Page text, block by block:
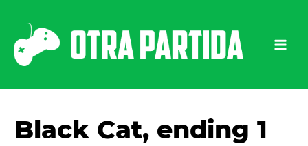
contenido
Black Cat, ending 1